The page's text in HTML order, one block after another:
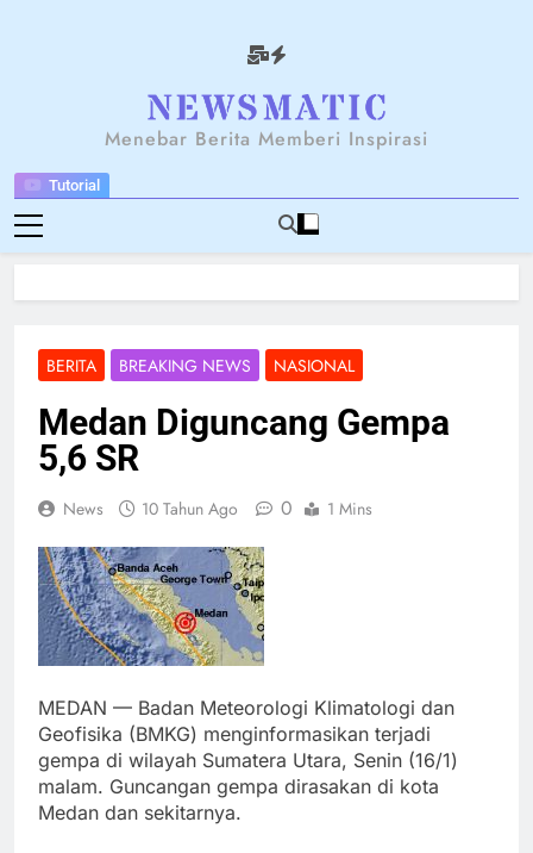
Tutorial
NEWSANTARA
Menebar Berita Memberi Inspirasi
BERITA BREAKING NEWS NASIONAL
Medan Diguncang Gempa
5,6 SR
News 10 Tahun Ago 0 1 Mins
MEDAN — Badan Meteorologi Klimatologi dan
Geofisika (BMKG) menginformasikan terjadi
gempa di wilayah Sumatera Utara, Senin (16/1)
malam. Guncangan gempa dirasakan di kota
Medan dan sekitarnya.